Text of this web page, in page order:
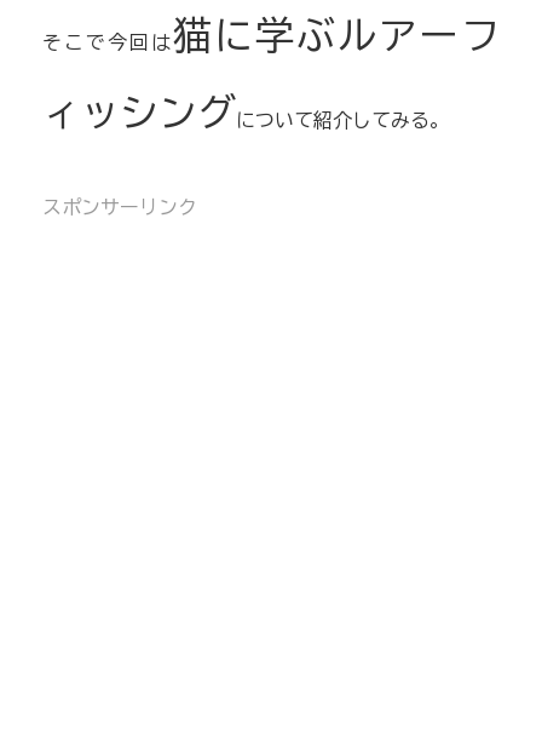
そこで今回は猫に学ぶルアーフ
ィッシングについて紹介してみる。
スポンサーリンク